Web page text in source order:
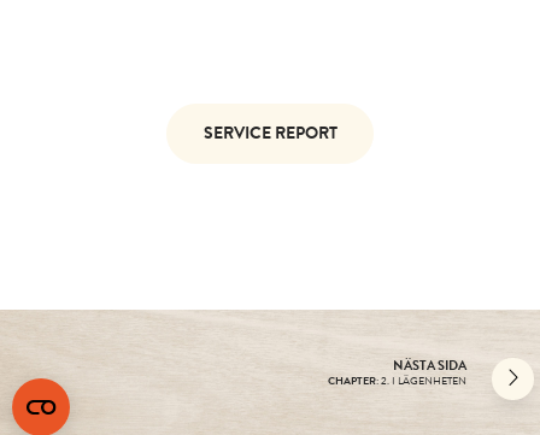
SERVICE REPORT
NÄSTA SIDA
CHAPTER: 2. I LÄGENHETEN